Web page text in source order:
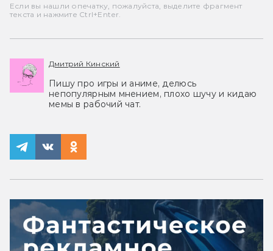
Если вы нашли опечатку, пожалуйста, выделите фрагмент
текста и нажмите Ctrl+Enter.
Дмитрий Кинский
Пишу про игры и аниме, делюсь
непопулярным мнением, плохо шучу и кидаю
мемы в рабочий чат.